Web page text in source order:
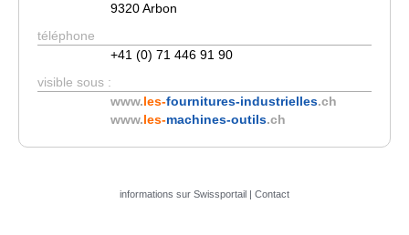
9320 Arbon
téléphone
+41 (0) 71 446 91 90
visible sous :
www.les-fournitures-industrielles.ch
www.les-machines-outils.ch
informations sur Swissportail | Contact